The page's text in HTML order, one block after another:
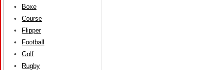
Boxe
Course
Flipper
Football
Golf
Rugby